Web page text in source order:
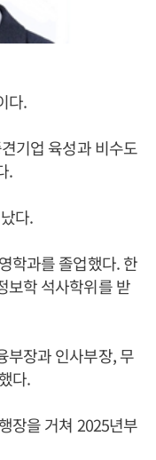
다.
기업 육성과 비수도
.
다.
학과를 졸업했다. 한
보학 석사학위를 받
부장과 인사부장, 무
다.
장을 거쳐 2025년부